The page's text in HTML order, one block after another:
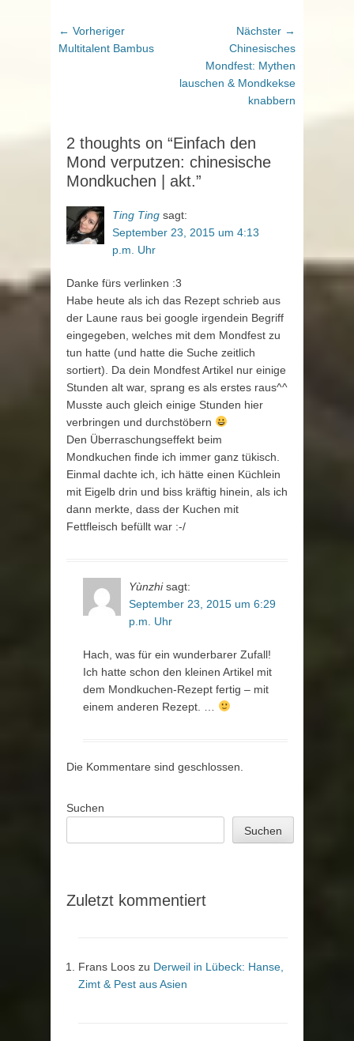
Beitragsnavigation
← VorherigerVorheriger
Beitrag:
Multitalent Bambus
Nächster →
Beitrag:
Chinesisches
Mondfest: Mythen
lauschen & Mondkekse
knabbern
2 thoughts on “Einfach den
Mond verputzen: chinesische
Mondkuchen | akt.”
Ting Ting sagt:
September 23, 2015 um 4:13
p.m. Uhr
Danke fürs verlinken :3
Habe heute als ich das Rezept schrieb aus
der Laune raus bei google irgendein Begriff
eingegeben, welches mit dem Mondfest zu
tun hatte (und hatte die Suche zeitlich
sortiert). Da dein Mondfest Artikel nur einige
Stunden alt war, sprang es als erstes raus^^
Musste auch gleich einige Stunden hier
verbringen und durchstöbern
Den Überraschungseffekt beim
Mondkuchen finde ich immer ganz tükisch.
Einmal dachte ich, ich hätte einen Küchlein
mit Eigelb drin und biss kräftig hinein, als ich
dann merkte, dass der Kuchen mit
Fettfleisch befüllt war :-/
Yùnzhi sagt:
September 23, 2015 um 6:29
p.m. Uhr
Hach, was für ein wunderbarer Zufall!
Ich hatte schon den kleinen Artikel mit
dem Mondkuchen-Rezept fertig – mit
einem anderen Rezept. …
Die Kommentare sind geschlossen.
Suchen
Suchen
Zuletzt kommentiert
Frans Loos zu Derweil in Lübeck: Hanse,
Zimt & Pest aus Asien